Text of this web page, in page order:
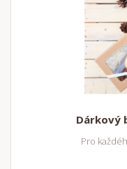
Dárkový
Pro